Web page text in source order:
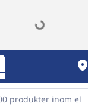
place